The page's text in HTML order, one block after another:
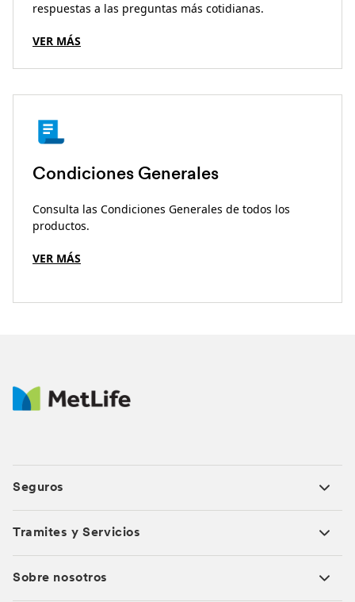
respuestas a las preguntas más cotidianas.
VER MÁS
Condiciones Generales
Consulta las Condiciones Generales de todos los
productos.
VER MÁS
Seguros
Tramites y Servicios
Sobre nosotros